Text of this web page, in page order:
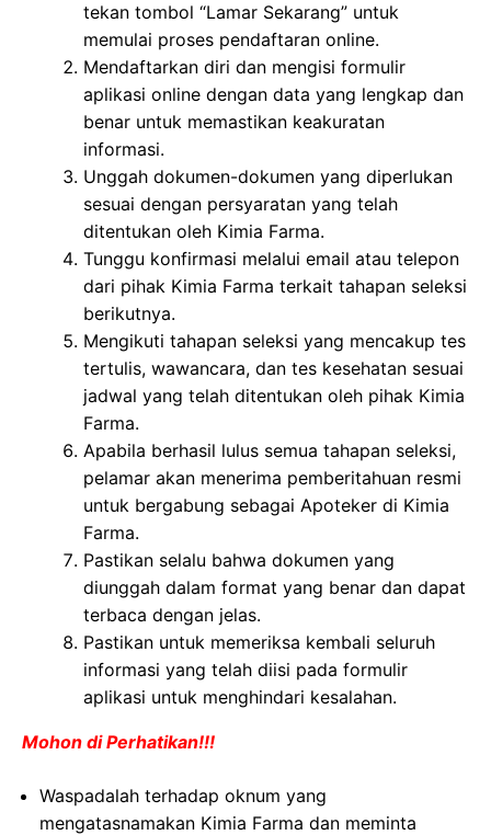
tekan tombol “Lamar Sekarang” untuk
memulai proses pendaftaran online.
Mendaftarkan diri dan mengisi formulir
aplikasi online dengan data yang lengkap dan
benar untuk memastikan keakuratan
informasi.
Unggah dokumen-dokumen yang diperlukan
sesuai dengan persyaratan yang telah
ditentukan oleh Kimia Farma.
Tunggu konfirmasi melalui email atau telepon
dari pihak Kimia Farma terkait tahapan seleksi
berikutnya.
Mengikuti tahapan seleksi yang mencakup tes
tertulis, wawancara, dan tes kesehatan sesuai
jadwal yang telah ditentukan oleh pihak Kimia
Farma.
Apabila berhasil lulus semua tahapan seleksi,
pelamar akan menerima pemberitahuan resmi
untuk bergabung sebagai Apoteker di Kimia
Farma.
Pastikan selalu bahwa dokumen yang
diunggah dalam format yang benar dan dapat
terbaca dengan jelas.
Pastikan untuk memeriksa kembali seluruh
informasi yang telah diisi pada formulir
aplikasi untuk menghindari kesalahan.
Mohon di Perhatikan!!!
Waspadalah terhadap oknum yang
mengatasnamakan Kimia Farma dan meminta